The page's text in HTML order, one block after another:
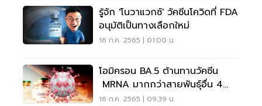
รู้จัก 'โนวาแวกซ์' วัคซีนโควิดที่ FDA
อนุมัติเป็นทางเลือกใหม่
16 ก.ค. 2565 | 01:00 น.
โอมิครอน BA.5 ต้านทานวัคซีน
MRNA มากกว่าสายพันธุ์อื่น 4
เท่า
16 ก.ค. 2565 | 09:39 น.